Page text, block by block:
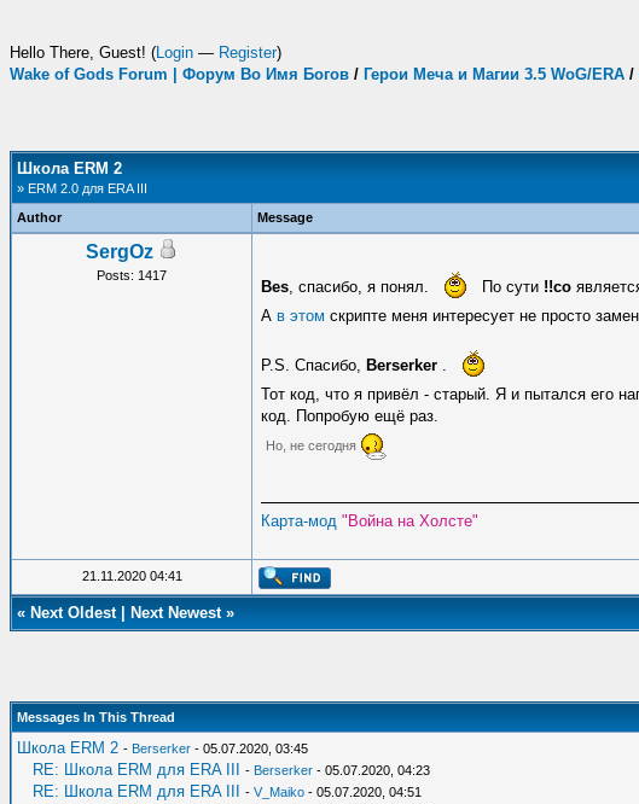
Hello There, Guest! (Login — Register)
Wake of Gods Forum | Форум Во Имя Богов / Герои Меча и Магии 3.5 WoG/ERA /
Школа ERM 2
» ERM 2.0 для ERA III
Author
Message
SergOz
Posts: 1417
Bes , спасибо, я понял. По сути !!co
А в этом скрипте меня интересует не просто
P.S. Спасибо, Berserker
Тот код, что я привёл - старый. Я и пытался его
код. Попробую ещё раз.
Но, не сегодня
Карта-мод "Война на Холсте"
21.11.2020 04:41
« Next Oldest| Next Newest»
Messages In This Thread
Школа ERM 2 - Berserker - 05.07.2020, 03:45
RE: Школа ERM для ERA III - Berserker - 05.07.2020, 04:23
RE: Школа ERM для ERA III - V_Maiko - 05.07.2020, 04:51